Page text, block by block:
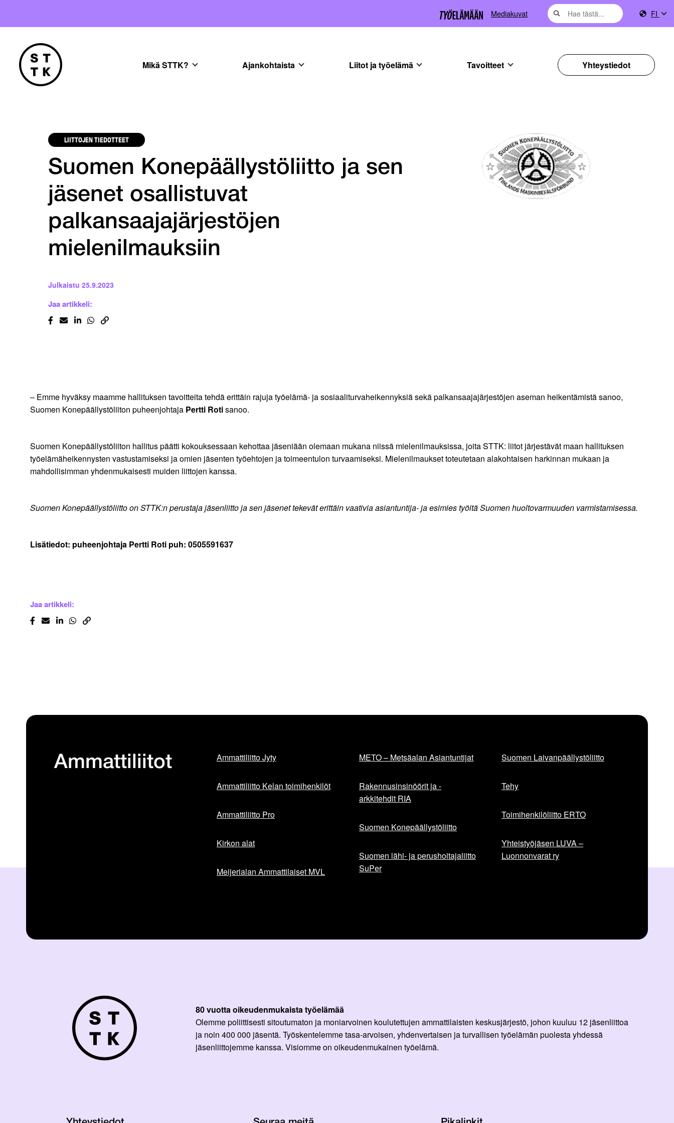
Mediakuvat FI
Mikä STTK? Ajankohtaista Liitot ja työelämä Tavoitteet Yhteystiedot
LIITTOJEN TIEDOTTEET
Suomen Konepäällystöliitto ja sen
jäsenet osallistuvat
palkansaajajärjestöjen
mielenilmauksiin
Julkaistu 25.9.2023
Jaa artikkeli:
– Emme hyväksy maamme hallituksen tavoitteita tehdä erittäin rajuja työelämä- ja sosiaaliturvaheikennyksiä sekä palkansaajajärjestöjen aseman heikentämistä sanoo,
Suomen Konepäällystöliiton puheenjohtaja Pertti Rotisanoo.
Suomen Konepäällystöliiton hallitus päätti kokouksessaan kehottaa jäseniään olemaan mukana niissä mielenilmauksissa, joita STTK: liitot järjestävät maan hallituksen
työelämäheikennysten vastustamiseksi ja omien jäsenten työehtojen ja toimeentulon turvaamiseksi. Mielenilmaukset toteutetaan alakohtaisen harkinnan mukaan ja
mahdollisimman yhdenmukaisesti muiden liittojen kanssa.
Suomen Konepäällystöliitto on STTK:n perustaja jäsenliitto ja sen jäsenet tekevät erittäin vaativia asiantuntija- ja esimies työitä Suomen huoltovarmuuden varmistamisessa.
Lisätiedot: puheenjohtaja Pertti Roti puh: 0505591637
Jaa artikkeli:
Ammattiliitot Ammattiliitto Jyty
Ammattiliitto Kelan toimihenkilöt
Ammattiliitto Pro
Kirkon alat
Meijerialan Ammattilaiset MVL
METO – Metsäalan Asiantuntijat
Rakennusinsinöörit ja -
arkkitehdit RIA
Suomen Konepäällystöliitto
Suomen lähi- ja perushoitajaliitto
SuPer
Suomen Laivanpäällystöliitto
Tehy
Toimihenkilöliitto ERTO
Yhteistyöjäsen LUVA –
Luonnonvarat ry
80 vuotta oikeudenmukaista työelämää
Olemme poliittisesti sitoutumaton ja moniarvoinen koulutettujen ammattilaisten keskusjärjestö, johon kuuluu 12 jäsenliittoa
ja noin 400 000 jäsentä. Työskentelemme tasa-arvoisen, yhdenvertaisen ja turvallisen työelämän puolesta yhdessä
jäsenliittojemme kanssa. Visiomme on oikeudenmukainen työelämä.